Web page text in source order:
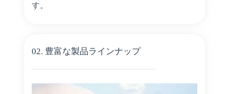
す。
02. 豊富な製品ラインナップ